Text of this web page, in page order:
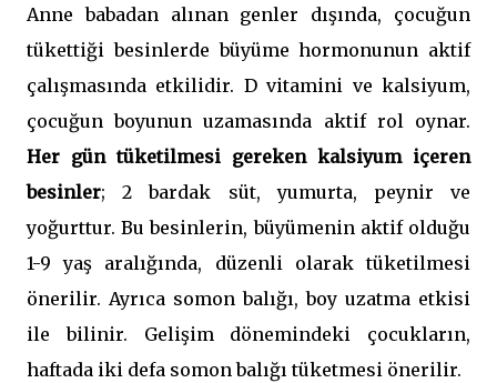
Anne babadan alınan genler dışında, çocuğun
tükettiği besinlerde büyüme hormonunun aktif
çalışmasında etkilidir. D vitamini ve kalsiyum,
çocuğun boyunun uzamasında aktif rol oynar.
Her gün tüketilmesi gereken kalsiyum içeren
besinler; 2 bardak süt, yumurta, peynir ve
yoğurttur. Bu besinlerin, büyümenin aktif olduğu
1-9 yaş aralığında, düzenli olarak tüketilmesi
önerilir. Ayrıca somon balığı, boy uzatma etkisi
ile bilinir. Gelişim dönemindeki çocukların,
haftada iki defa somon balığı tüketmesi önerilir.